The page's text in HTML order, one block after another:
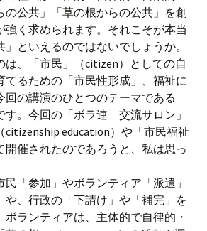
の公共」「草の根からの公共」を創
強く求められます。それこそが本当
といえるのではないでしょうか。
は、「市民」（citizen）としての自
てるための「市民性形成」、福祉に
回の講演のひとつのテーマである
す。今回の「ボラ連 交流サロン」
citizenship education）や「市民福祉
開催されたのであろうと、私は思っ
「参加」やボランティア「派遣」
や、行政の「下請け」や「補完」を
ランティアは、主体的で自律的・